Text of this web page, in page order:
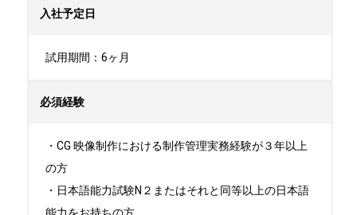
入社予定日
試用期間：6ヶ月
必須経験
・CG 映像制作における制作管理実務経験が３年以上
の方
・日本語能力試験N２またはそれと同等以上の日本語